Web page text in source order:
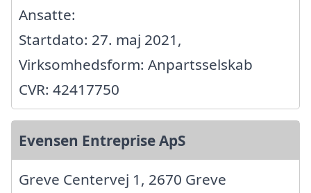
Ansatte:
Startdato: 27. maj 2021,
Virksomhedsform: Anpartsselskab
CVR: 42417750
Evensen Entreprise ApS
Greve Centervej 1, 2670 Greve